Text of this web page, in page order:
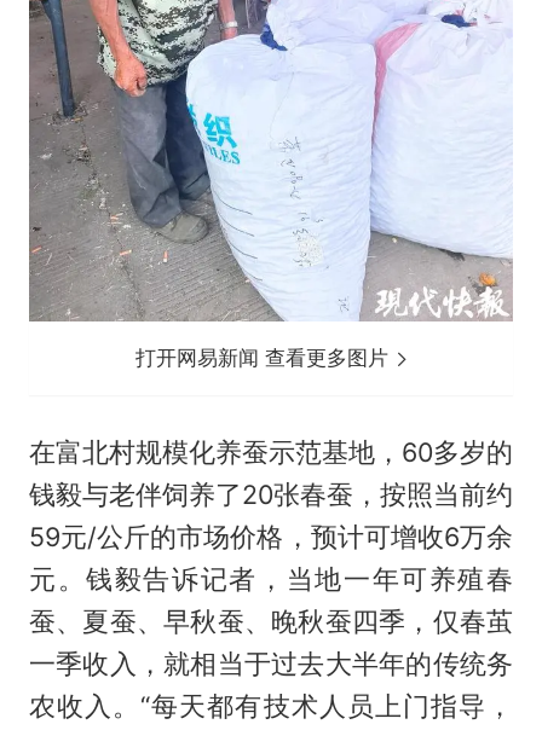
打开网易新闻 查看更多图片
在富北村规模化养蚕示范基地，60多岁的
钱毅与老伴饲养了20张春蚕，按照当前约
59元/公斤的市场价格，预计可增收6万余
元。钱毅告诉记者，当地一年可养殖春
蚕、夏蚕、早秋蚕、晚秋蚕四季，仅春茧
一季收入，就相当于过去大半年的传统务
农收入。“每天都有技术人员上门指导，